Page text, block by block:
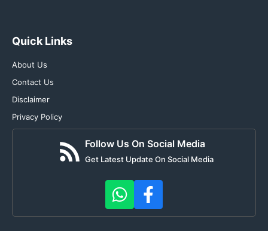
Quick Links
About Us
Contact Us
Disclaimer
Privacy Policy
Follow Us On Social Media
Get Latest Update On Social Media